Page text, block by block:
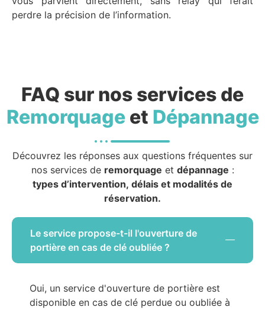
perdre la précision de l’information.
FAQ sur nos services de
Remorquageet Dépannage
Découvrez les réponses aux questions fréquentes sur
nos services de remorquage et dépannage :
types d’intervention, délais et modalités de
réservation.
Le service propose-t-il l'ouverture de
portière en cas de clé oubliée ?
Oui, un service d'ouverture de portière est
disponible en cas de clé perdue ou oubliée à